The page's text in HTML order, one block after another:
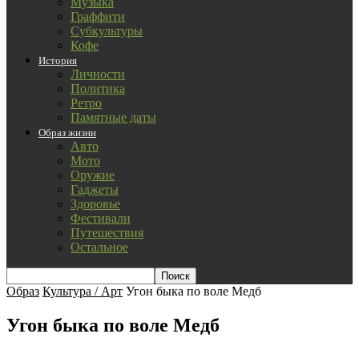
Граффити
Субкультуры
Кофе
История
Личности
Политика
Ретро
Памятные даты
Образ жизни
Авто
Мото
Оружие
Гаджеты
Здоровье
Фестивали
Путешествия
Остальное
Образ Культура / Арт Угон быка по воле Медб
Угон быка по воле Медб